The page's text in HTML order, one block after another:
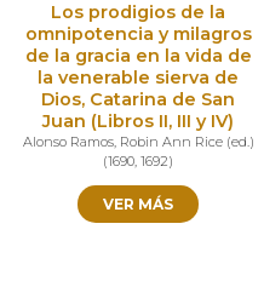
Los prodigios de la
omnipotencia y milagros
de la gracia en la vida de
la venerable sierva de
Dios, Catarina de San
Juan (Libros II, III y IV)
Alonso Ramos, Robin Ann Rice (ed.)
(1690, 1692)
VER MÁS